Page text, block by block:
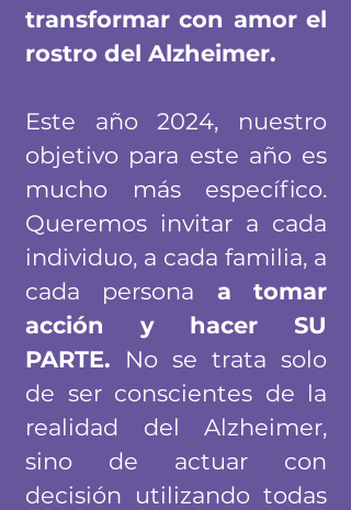
transformar con amor el
rostro del Alzheimer.
Este año 2024, nuestro
objetivo para este año es
mucho más específico.
Queremos invitar a cada
individuo, a cada familia, a
cada persona a tomar
acción y hacer SU
PARTE. No se trata solo
de ser conscientes de la
realidad del Alzheimer,
sino de actuar con
decisión utilizando todas